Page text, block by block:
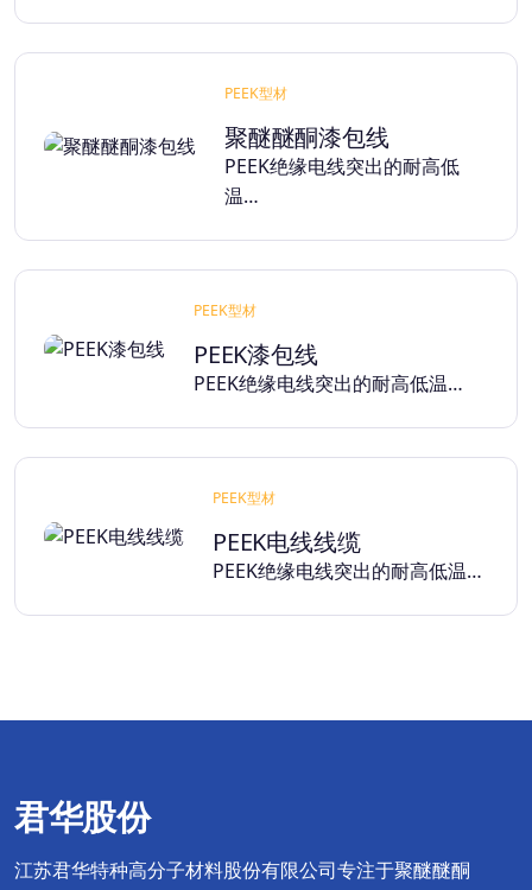
PEEK型材
聚醚醚酮漆包线
PEEK绝缘电线突出的耐高低
温…
PEEK型材
PEEK漆包线
PEEK绝缘电线突出的耐高低温…
PEEK型材
PEEK电线线缆
PEEK绝缘电线突出的耐高低温…
君华股份
江苏君华特种高分子材料股份有限公司专注于聚醚醚酮